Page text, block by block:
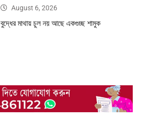
August 6, 2026
বুদ্ধের মাথায় চুল নয় আছে একগুচ্ছ শামুক